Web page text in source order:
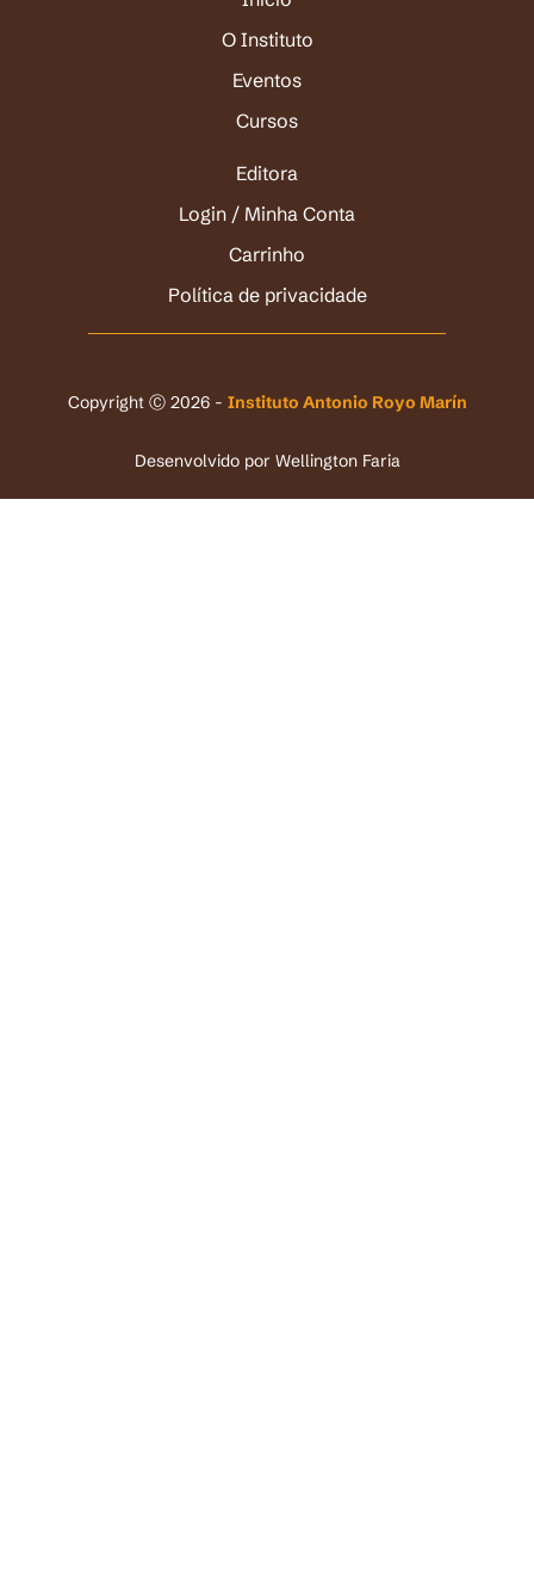
O Instituto
Eventos
Cursos
Editora
Login / Minha Conta
Carrinho
Política de privacidade
Copyright Ⓒ 2026 - Instituto Antonio Royo Marín
Desenvolvido por Wellington Faria